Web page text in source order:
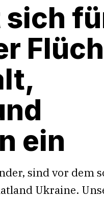
sich
ein
sind vor dem
Ukraine.